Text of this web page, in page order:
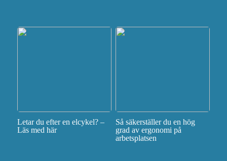
Letar du efter en elcykel? –
Läs med här
Så säkerställer du en hög
grad av ergonomi på
arbetsplatsen